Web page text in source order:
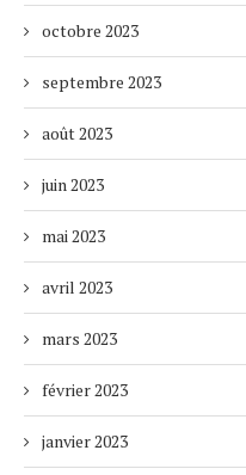
octobre 2023
septembre 2023
août 2023
juin 2023
mai 2023
avril 2023
mars 2023
février 2023
janvier 2023